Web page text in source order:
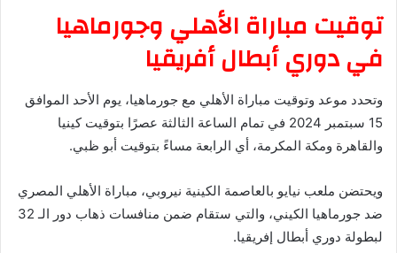
توقيت مباراة الأهلي وجورماهيا
في دوري أبطال أفريقيا
وتحدد موعد وتوقيت مباراة الأهلي مع جورماهيا، يوم الأحد الموافق
15 سبتمبر 2024 في تمام الساعة الثالثة عصرًا بتوقيت كينيا
والقاهرة ومكة المكرمة، أي الرابعة مساءً بتوقيت أبو ظبي.
ويحتضن ملعب نيايو بالعاصمة الكينية نيروبي، مباراة الأهلي المصري
ضد جورماهيا الكيني، والتي ستقام ضمن منافسات ذهاب دور الـ 32
لبطولة دوري أبطال إفريقيا.